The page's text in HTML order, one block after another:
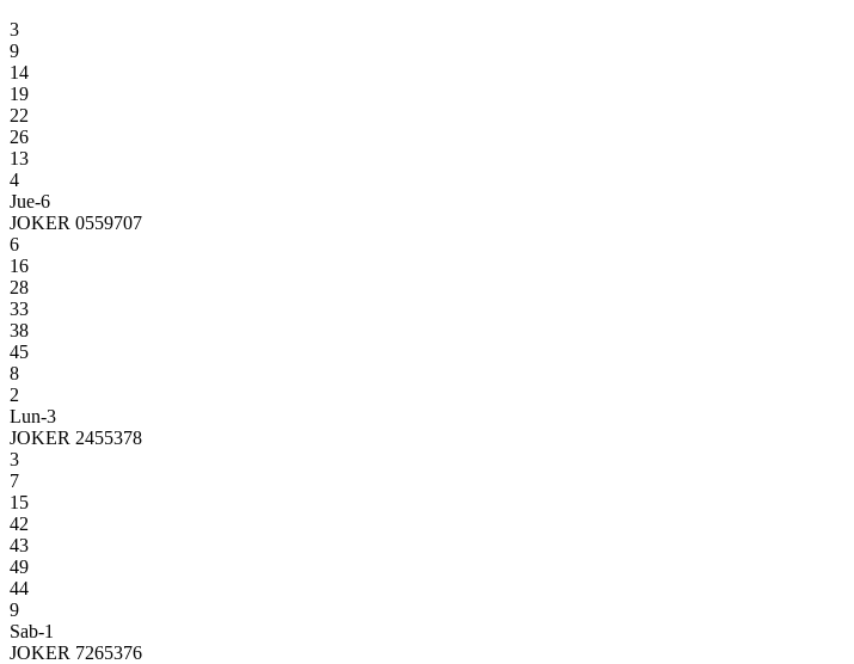
3
9
14
19
22
26
13
4
Jue-6
JOKER 0559707
6
16
28
33
38
45
8
2
Lun-3
JOKER 2455378
3
7
15
42
43
49
44
9
Sab-1
JOKER 7265376